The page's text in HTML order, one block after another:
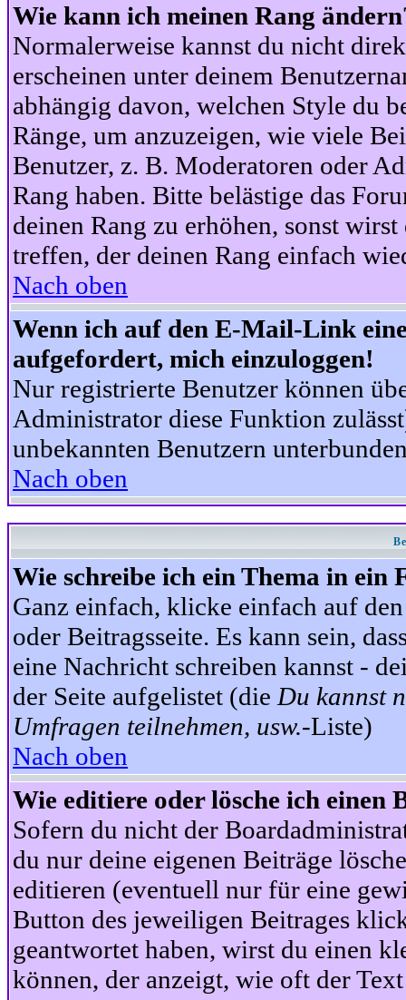
Wie kann ich meinen Rang
Normalerweise kannst du nicht
erscheinen unter deinem
abhängig davon, welchen Style du
Ränge, um anzuzeigen, wie viele
Benutzer, z. B. Moderatoren oder
Rang haben. Bitte belästige das
deinen Rang zu erhöhen, sonst
treffen, der deinen Rang einfach
Nach oben
Wenn ich auf den E-Mail-Link
aufgefordert, mich einzuloggen!
Nur registrierte Benutzer können
Administrator diese Funktion
unbekannten Benutzern
Nach oben
Wie schreibe ich ein Thema in ein
Ganz einfach, klicke einfach auf
oder Beitragsseite. Es kann sein,
eine Nachricht schreiben kannst -
der Seite aufgelistet (die Du kannst
Umfragen teilnehmen, usw.-Liste)
Nach oben
Wie editiere oder lösche ich einen
Sofern du nicht der
du nur deine eigenen Beiträge
editieren (eventuell nur für eine
Button des jeweiligen Beitrages
geantwortet haben, wirst du einen
können, der anzeigt, wie oft der